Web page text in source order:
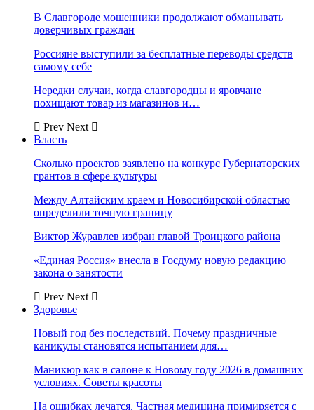
В Славгороде мошенники продолжают обманывать
доверчивых граждан
Россияне выступили за бесплатные переводы средств
самому себе
Нередки случаи, когда славгородцы и яровчане
похищают товар из магазинов и…
Prev Next
Власть
Сколько проектов заявлено на конкурс Губернаторских
грантов в сфере культуры
Между Алтайским краем и Новосибирской областью
определили точную границу
Виктор Журавлев избран главой Троицкого района
«Единая Россия» внесла в Госдуму новую редакцию
закона о занятости
Prev Next
Здоровье
Новый год без последствий. Почему праздничные
каникулы становятся испытанием для…
Маникюр как в салоне к Новому году 2026 в домашних
условиях. Советы красоты
На ошибках лечатся. Частная медицина примиряется с